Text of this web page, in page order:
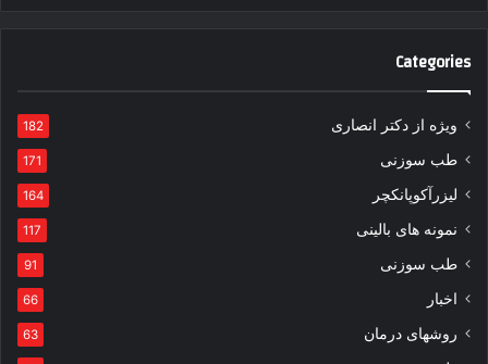
Categories
ویژه از دکتر انصاری 182
طب سوزنی 171
لیزرآکوپانکچر 164
نمونه های بالینی 117
طب سوزنی 91
اخبار 66
روشهای درمان 63